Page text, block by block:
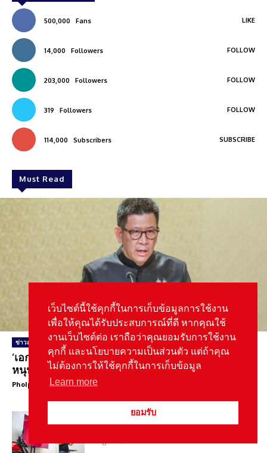
500,000 Fans LIKE
14,000 Followers FOLLOW
203,000 Followers FOLLOW
319 Followers FOLLOW
114,000 Subscribers SUBSCRIBE
Must Read
ข่าวสาร
‘เอกนิติ’ เล็งออกมาตรการใหม่ลดภาษีรถยนต์ไฟฟ้า
หนุนแข่งขันเป็นธรรม
Pholpat Salayakanond -
DUCATI ปรับกลยุทธ์การสื่อสาร-สร้าง
ความเชื่อมั่นแบรนด์ชู Racing DNA
เว็บไซต์นี้ใช้คุกกี้ในการเก็บข้อมูลการใช้งาน
เพื่อให้คุณได้รับประสบการณ์ที่ดี หากคุณใช้
งานเว็บไซต์ต่อ เราถือว่าคุณยอมรับการใช้งาน
คุกกี้ และนโยบายความเป็นส่วนตัว แต่ถ้าคุณ
ไม่ต้องการให้ใช้คุกกี้ในการเก็บข้อมูล
Learn more
ยอมรับ